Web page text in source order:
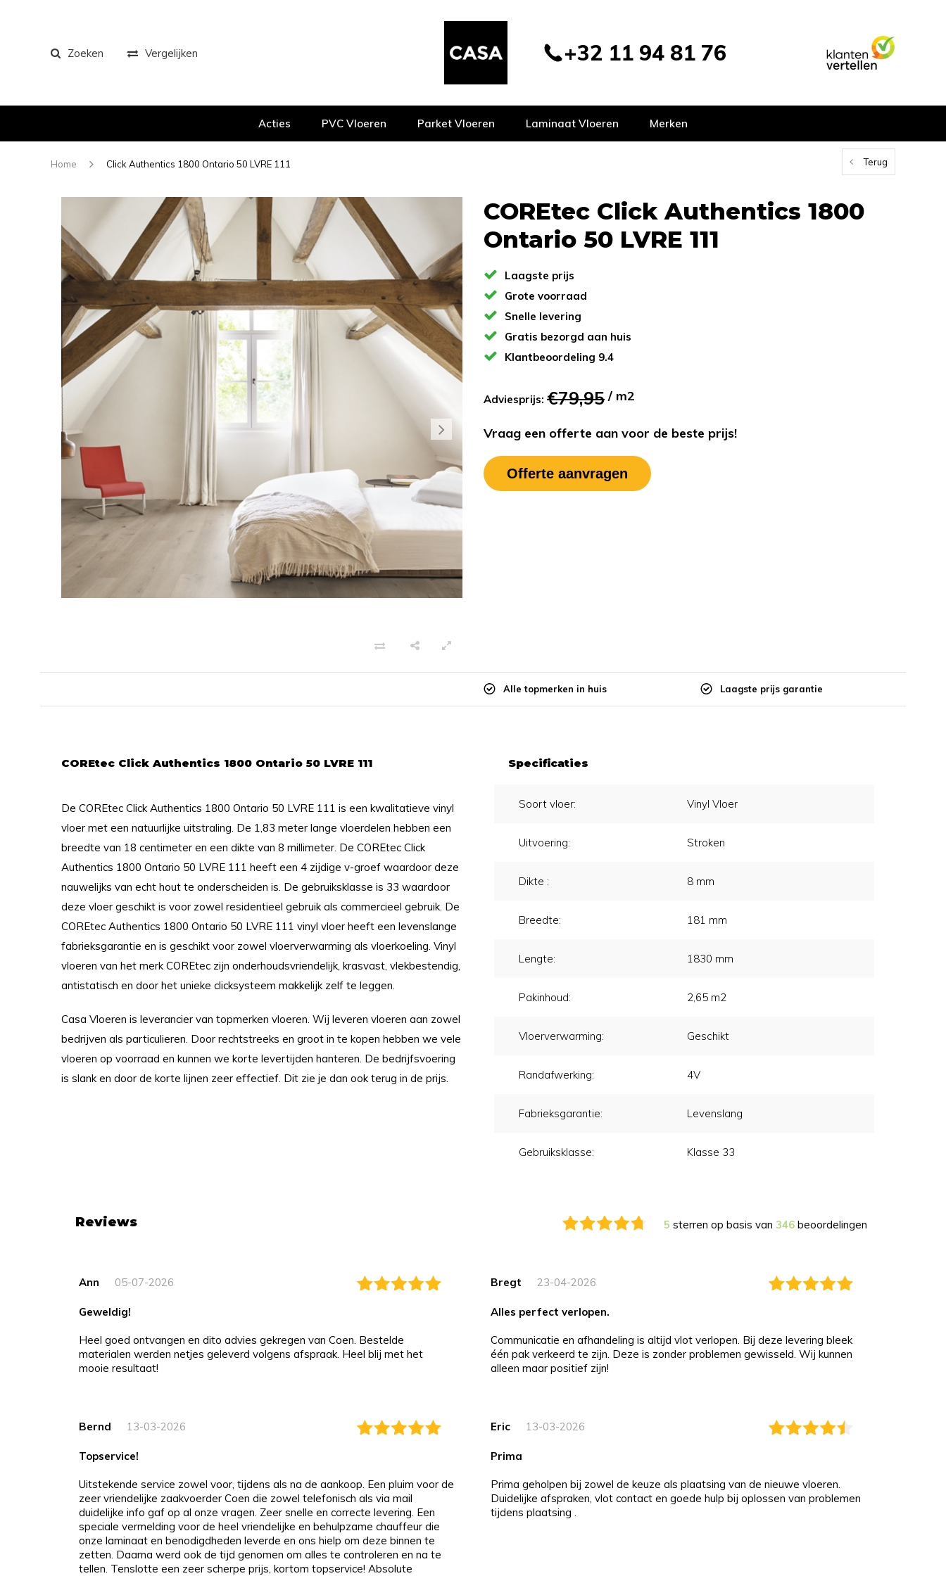
Zoeken Vergelijken +32 11 94 81 76
Acties PVC Vloeren Parket Vloeren Laminaat Vloeren Merken
Home Click Authentics 1800 Ontario 50 LVRE 111 Terug
COREtec Click Authentics 1800
Ontario 50 LVRE 111
Laagste prijs
Grote voorraad
Snelle levering
Gratis bezorgd aan huis
Klantbeoordeling 9.4
Adviesprijs: €79,95 / m2
Vraag een offerte aan voor de beste prijs!
Offerte aanvragen
Alle topmerken in huis Laagste prijs garantie
COREtec Click Authentics 1800 Ontario 50 LVRE 111
De COREtec Click Authentics 1800 Ontario 50 LVRE 111 is een kwalitatieve vinyl
vloer met een natuurlijke uitstraling. De 1,83 meter lange vloerdelen hebben een
breedte van 18 centimeter en een dikte van 8 millimeter. De COREtec Click
Authentics 1800 Ontario 50 LVRE 111 heeft een 4 zijdige v-groef waardoor deze
nauwelijks van echt hout te onderscheiden is. De gebruiksklasse is 33 waardoor
deze vloer geschikt is voor zowel residentieel gebruik als commercieel gebruik. De
COREtec Authentics 1800 Ontario 50 LVRE 111 vinyl vloer heeft een levenslange
fabrieksgarantie en is geschikt voor zowel vloerverwarming als vloerkoeling. Vinyl
vloeren van het merk COREtec zijn onderhoudsvriendelijk, krasvast, vlekbestendig,
antistatisch en door het unieke clicksysteem makkelijk zelf te leggen.
Casa Vloeren is leverancier van topmerken vloeren. Wij leveren vloeren aan zowel
bedrijven als particulieren. Door rechtstreeks en groot in te kopen hebben we vele
vloeren op voorraad en kunnen we korte levertijden hanteren. De bedrijfsvoering
is slank en door de korte lijnen zeer effectief. Dit zie je dan ook terug in de prijs.
Specificaties
Soort vloer: Vinyl Vloer
Uitvoering: Stroken
Dikte : 8 mm
Breedte: 181 mm
Lengte: 1830 mm
Pakinhoud: 2,65 m2
Vloerverwarming: Geschikt
Randafwerking: 4V
Fabrieksgarantie: Levenslang
Gebruiksklasse: Klasse 33
Reviews 5 sterren op basis van 346 beoordelingen
Ann 05-07-2026
Geweldig!
Heel goed ontvangen en dito advies gekregen van Coen. Bestelde
materialen werden netjes geleverd volgens afspraak. Heel blij met het
mooie resultaat!
Bregt 23-04-2026
alles perfect verlopen.
Communicatie en afhandeling is altijd vlot verlopen. Bij deze levering bleek
één pak verkeerd te zijn. Deze is zonder problemen gewisseld. Wij kunnen
alleen maar positief zijn!
Bernd 13-03-2026
Topservice!
Uitstekende service zowel voor, tijdens als na de aankoop. Een pluim voor de
zeer vriendelijke zaakvoerder Coen die zowel telefonisch als via mail
duidelijke info gaf op al onze vragen. Zeer snelle en correcte levering. Een
speciale vermelding voor de heel vriendelijke en behulpzame chauffeur die
onze laminaat en benodigdheden leverde en ons hielp om deze binnen te
zetten. Daarna werd ook de tijd genomen om alles te controleren en na te
tellen. Tenslotte een zeer scherpe prijs, kortom topservice! Absolute
Eric 13-03-2026
prima
Prima geholpen bij zowel de keuze als plaatsing van de nieuwe vloeren.
Duidelijke afspraken, vlot contact en goede hulp bij oplossen van problemen
tijdens plaatsing .